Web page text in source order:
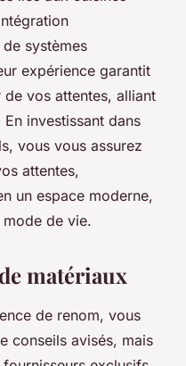
systèmes
expérience garantit
vos attentes, alliant
investissant dans
vous vous assurez
attentes,
un espace moderne,
de vie.
matériaux
de renom, vous
conseils avisés, mais